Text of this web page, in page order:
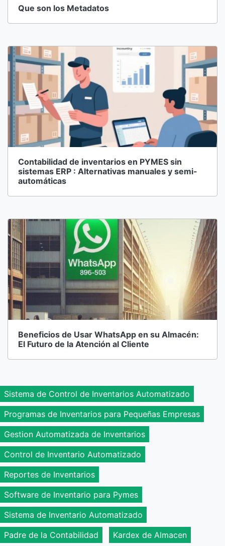
Que son los Metadatos
Contabilidad de inventarios en PYMES sin
sistemas ERP : Alternativas manuales y semi-
automáticas
Beneficios de Usar WhatsApp en su Almacén:
El Futuro de la Atención al Cliente
Sistema de Control de Inventarios Automatizado
Programas de Inventarios para Pequeñas Empresas
Gestion Automatizada de Inventarios
Control de Inventario Automatizado
Reportes de Inventarios
Software de Inventario para Pymes
Sistema de Inventario Automatizado
Padre de la Contabilidad
Kardex de Almacen